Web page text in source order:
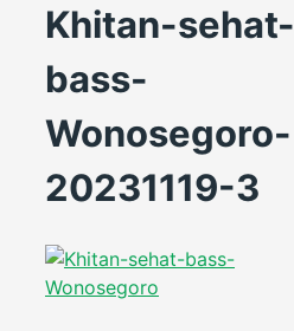
Khitan-sehat-
bass-
Wonosegoro-
20231119-3